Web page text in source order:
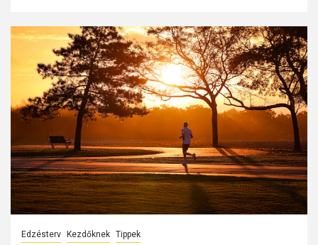
Edzésterv Kezdőknek Tippek